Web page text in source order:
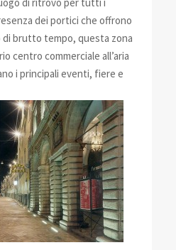
dei portici che offrono
di brutto tempo, questa zona
centro commerciale all’aria
i principali eventi, fiere e